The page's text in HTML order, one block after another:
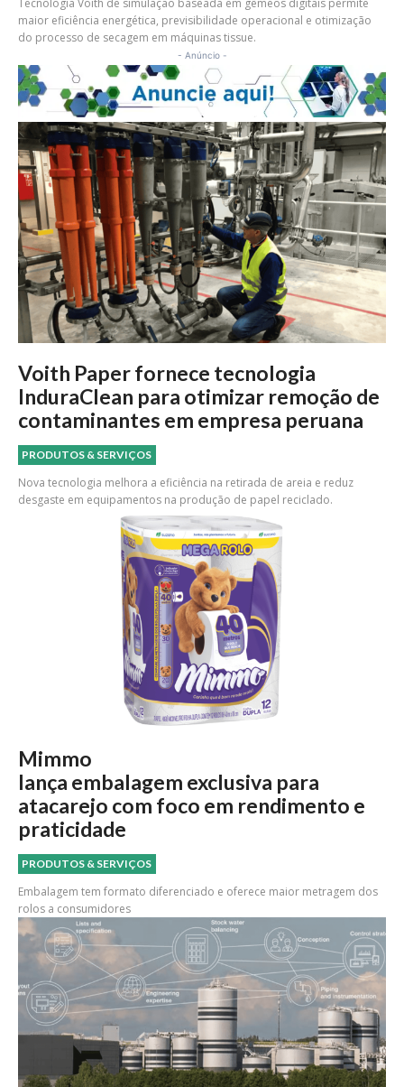
maior eficiência energética, previsibilidade operacional e otimização
do processo de secagem em máquinas tissue.
- Anúncio -
Voith Paper fornece tecnologia
InduraClean para otimizar remoção de
contaminantes em empresa peruana
PRODUTOS & SERVIÇOS
Nova tecnologia melhora a eficiência na retirada de areia e reduz
desgaste em equipamentos na produção de papel reciclado.
Mimmo
lança embalagem exclusiva para
atacarejo com foco em rendimento e
praticidade
PRODUTOS & SERVIÇOS
Embalagem tem formato diferenciado e oferece maior metragem dos
rolos a consumidores